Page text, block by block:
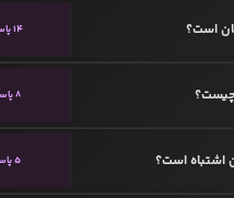
است؟ 14 پاسخ
8 پاسخ
اشتباه است؟ 5 پاسخ